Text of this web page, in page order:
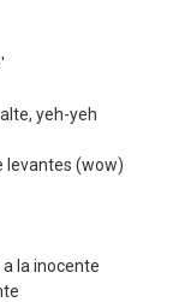
yeh-yeh
levantes (wow)
la inocente